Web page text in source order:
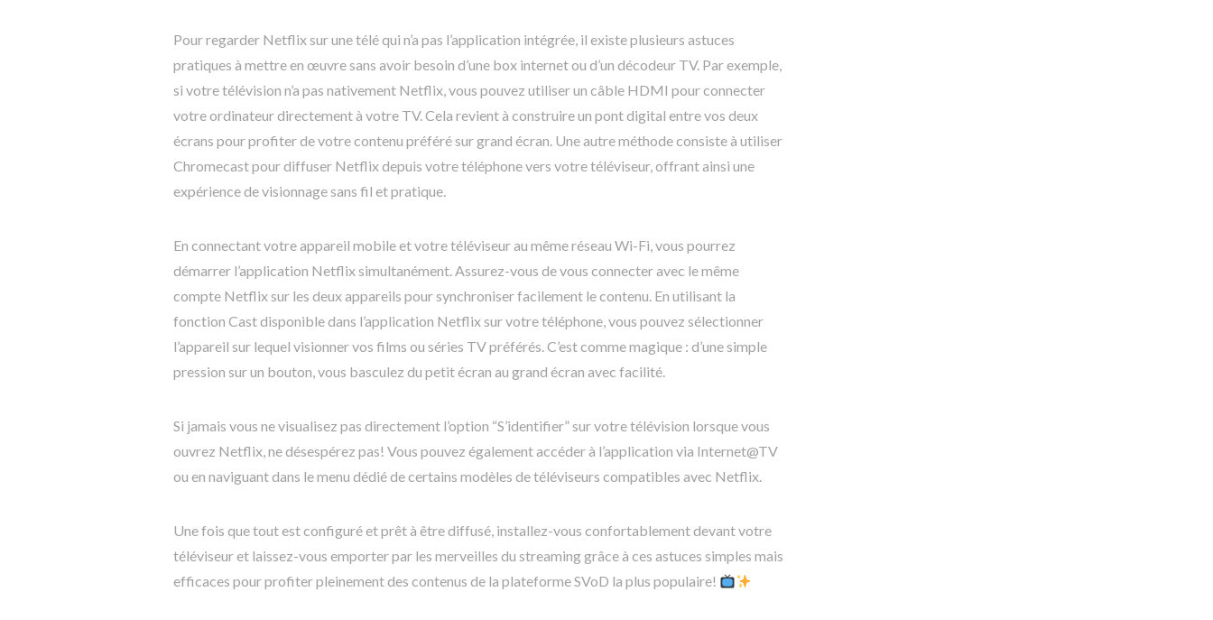
Pour regarder Netflix sur une télé qui n’a pas l’application intégrée, il existe plusieurs astuces
pratiques à mettre en œuvre sans avoir besoin d’une box internet ou d’un décodeur TV. Par exemple,
si votre télévision n’a pas nativement Netflix, vous pouvez utiliser un câble HDMI pour connecter
votre ordinateur directement à votre TV. Cela revient à construire un pont digital entre vos deux
écrans pour profiter de votre contenu préféré sur grand écran. Une autre méthode consiste à utiliser
Chromecast pour diffuser Netflix depuis votre téléphone vers votre téléviseur, offrant ainsi une
expérience de visionnage sans fil et pratique.
En connectant votre appareil mobile et votre téléviseur au même réseau Wi-Fi, vous pourrez
démarrer l’application Netflix simultanément. Assurez-vous de vous connecter avec le même
compte Netflix sur les deux appareils pour synchroniser facilement le contenu. En utilisant la
fonction Cast disponible dans l’application Netflix sur votre téléphone, vous pouvez sélectionner
l’appareil sur lequel visionner vos films ou séries TV préférés. C’est comme magique : d’une simple
pression sur un bouton, vous basculez du petit écran au grand écran avec facilité.
Si jamais vous ne visualisez pas directement l’option “S’identifier” sur votre télévision lorsque vous
ouvrez Netflix, ne désespérez pas! Vous pouvez également accéder à l’application via Internet@TV
ou en naviguant dans le menu dédié de certains modèles de téléviseurs compatibles avec Netflix.
Une fois que tout est configuré et prêt à être diffusé, installez-vous confortablement devant votre
téléviseur et laissez-vous emporter par les merveilles du streaming grâce à ces astuces simples mais
efficaces pour profiter pleinement des contenus de la plateforme SVoD la plus populaire!